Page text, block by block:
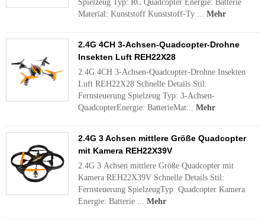
Spielzeug Typ: RC Quadcopter Energie: Batterie
Material: Kunststoff Kunststoff-Ty ... Mehr
2.4G 4CH 3-Achsen-Quadcopter-Drohne
Insekten Luft REH22X28
2.4G 4CH 3-Achsen-Quadcopter-Drohne Insekten
Luft REH22X28 Schnelle Details Stil:
Fernsteuerung Spielzeug Typ: 3-Achsen-
QuadcopterEnergie: BatterieMat... Mehr
2.4G 3 Achsen mittlere Größe Quadcopter
mit Kamera REH22X39V
2.4G 3 Achsen mittlere Größe Quadcopter mit
Kamera REH22X39V Schnelle Details Stil:
Fernsteuerung SpielzeugTyp: Quadcopter Kamera
Energie: Batterie ... Mehr